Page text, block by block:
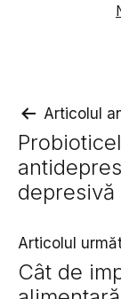
în
articole
Articolul
depresivă
Articolul
Cât de